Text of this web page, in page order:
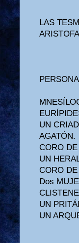
LAS
UN
AGATÓN.
CORO
UN
CORO
Dos
UN
UN